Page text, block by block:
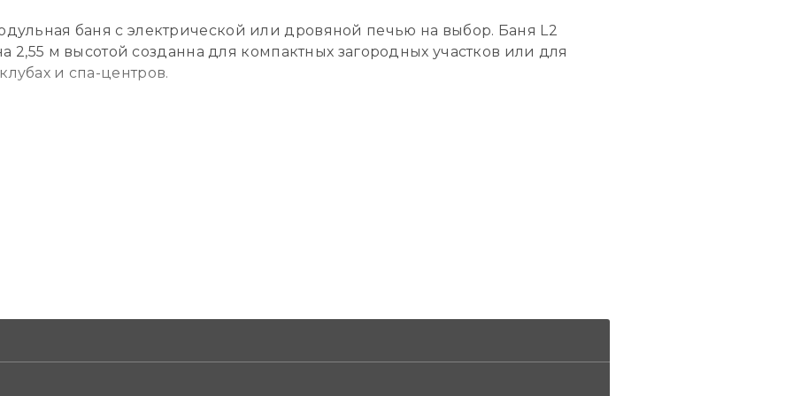
баня с электрической или дровяной печью на выбор. Баня L2
2,55 м высотой созданна для компактных загородных участков или для
и спа-центров.
стеклопакет толщиной 28 мм.